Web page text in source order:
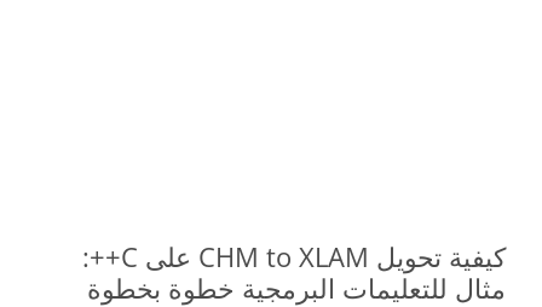
كيفية تحويل CHM to XLAM على C++:
مثال للتعليمات البرمجية خطوة بخطوة